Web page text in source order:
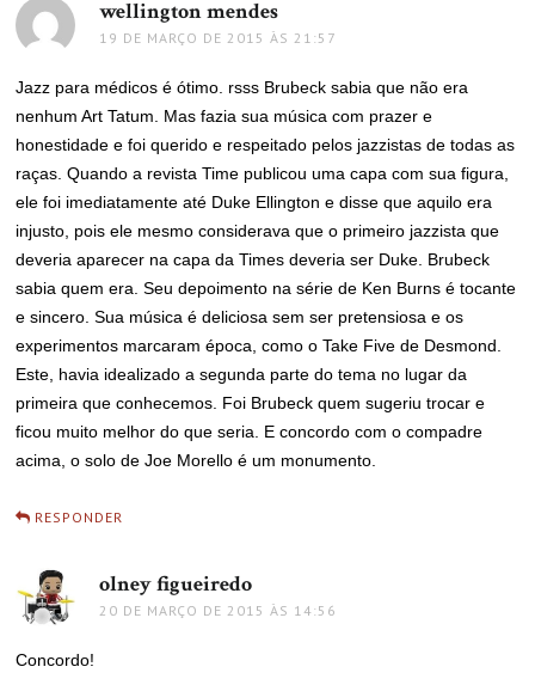
wellington mendes
19 DE MARÇO DE 2015 ÀS 21:57
Jazz para médicos é ótimo. rsss Brubeck sabia que não era
nenhum Art Tatum. Mas fazia sua música com prazer e
honestidade e foi querido e respeitado pelos jazzistas de todas as
raças. Quando a revista Time publicou uma capa com sua figura,
ele foi imediatamente até Duke Ellington e disse que aquilo era
injusto, pois ele mesmo considerava que o primeiro jazzista que
deveria aparecer na capa da Times deveria ser Duke. Brubeck
sabia quem era. Seu depoimento na série de Ken Burns é tocante
e sincero. Sua música é deliciosa sem ser pretensiosa e os
experimentos marcaram época, como o Take Five de Desmond.
Este, havia idealizado a segunda parte do tema no lugar da
primeira que conhecemos. Foi Brubeck quem sugeriu trocar e
ficou muito melhor do que seria. E concordo com o compadre
acima, o solo de Joe Morello é um monumento.
RESPONDER
olney figueiredo
20 DE MARÇO DE 2015 ÀS 14:56
Concordo!